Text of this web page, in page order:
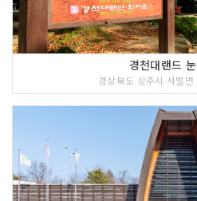
경천대랜드
경상북도 상주시 사벌